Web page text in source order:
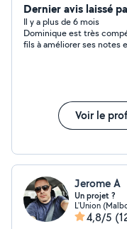
ou privé.
primaire/collégiens/
AESH) pour de l'aide
examens (français,
Expérience,
besoins spécifiques
Dernier avis laissé
Il y a plus de 6 mois
Dominique est très
fils à améliorer
Voir le
Jerome A
Un projet ?
L'Union
4,8/5